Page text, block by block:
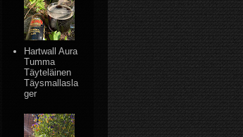
Hartwall Aura
Tumma
Täyteläinen
Täysmallasla
ger